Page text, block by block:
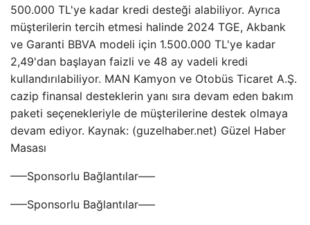
500.000 TL'ye kadar kredi desteği alabiliyor. Ayrıca
müşterilerin tercih etmesi halinde 2024 TGE, Akbank
ve Garanti BBVA modeli için 1.500.000 TL'ye kadar
2,49'dan başlayan faizli ve 48 ay vadeli kredi
kullandırılabiliyor. MAN Kamyon ve Otobüs Ticaret A.Ş.
cazip finansal desteklerin yanı sıra devam eden bakım
paketi seçenekleriyle de müşterilerine destek olmaya
devam ediyor. Kaynak: (guzelhaber.net) Güzel Haber
Masası
—–Sponsorlu Bağlantılar—–
—–Sponsorlu Bağlantılar—–